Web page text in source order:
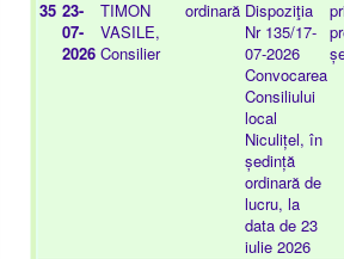
35 23-
07-
2026
TIMON
VASILE,
Consilier
ordinară Dispoziţia
Nr 135/17-
07-2026
Convocarea
Consiliului
local
Niculițel, în
ședință
ordinară de
lucru, la
data de 23
iulie 2026